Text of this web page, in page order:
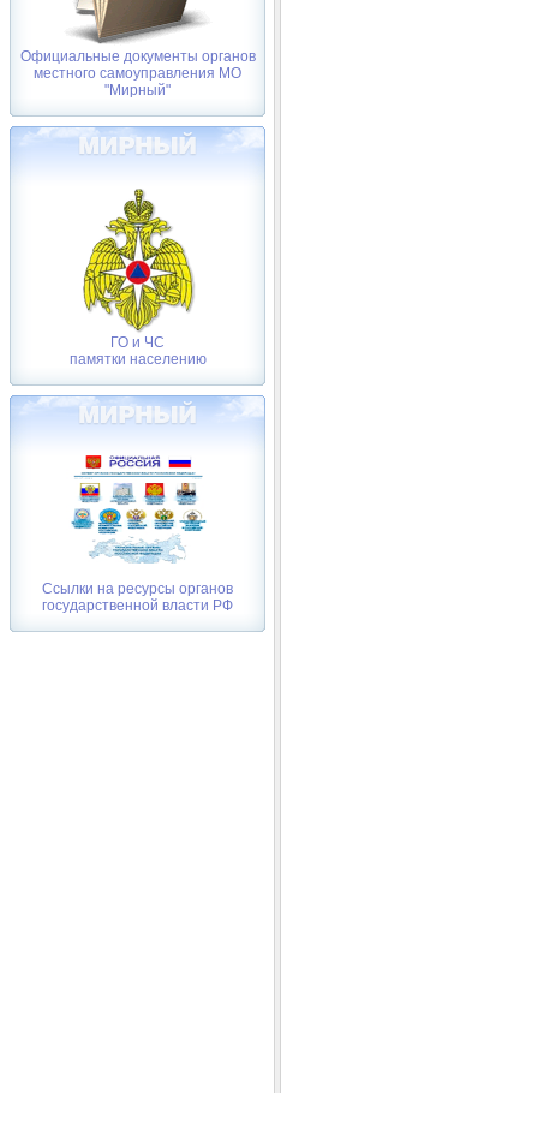
Официальные документы органов
местного самоуправления МО
"Мирный"
ГО и ЧС
памятки населению
Ссылки на ресурсы органов
государственной власти РФ